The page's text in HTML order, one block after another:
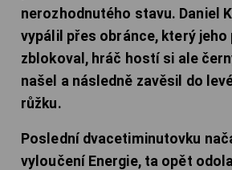
nerozhodnutého stavu. Daniel
vypálil přes obránce, který jeho
zblokoval, hráč hostí si ale
našel a následně zavěsil do
růžku.
Poslední dvacetiminutovku
vyloučení Energie, ta opět